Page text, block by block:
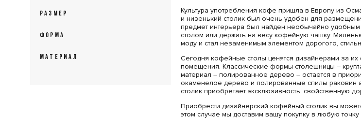
Культура употребления кофе пришла в Европу из
и низенький столик был очень удобен для
предмет интерьера был найден необычайно
столом или держать на весу кофейную чашку.
моду и стал незаменимым элементом дорогого,
Сегодня кофейные столы ценятся дизайнерами за их
помещения. Классические формы столешницы –
материал – полированное дерево – остается в
окаменелое дерево и полированные спилы раковин
столик приобретает эксклюзивность, свойственную
Приобрести дизайнерский кофейный столик вы
этом случае мы доставим вашу покупку в любую
РАЗМЕР
ФОРМА
МАТЕРИАЛ